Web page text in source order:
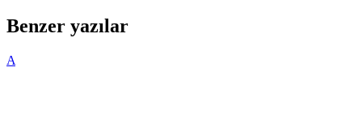
Benzer yazılar
A